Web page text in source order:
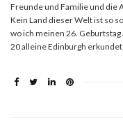
Freunde und Familie und die
Kein Land dieser Welt ist so
wo ich meinen 26.
20 alleine Edinburgh